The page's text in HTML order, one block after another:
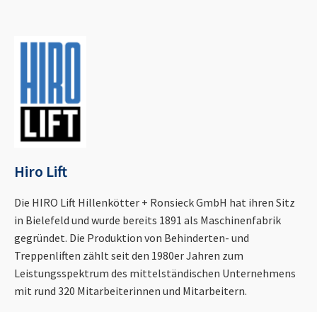
Hiro Lift
Die HIRO Lift Hillenkötter + Ronsieck GmbH hat ihren Sitz
in Bielefeld und wurde bereits 1891 als Maschinenfabrik
gegründet. Die Produktion von Behinderten- und
Treppenliften zählt seit den 1980er Jahren zum
Leistungsspektrum des mittelständischen Unternehmens
mit rund 320 Mitarbeiterinnen und Mitarbeitern.